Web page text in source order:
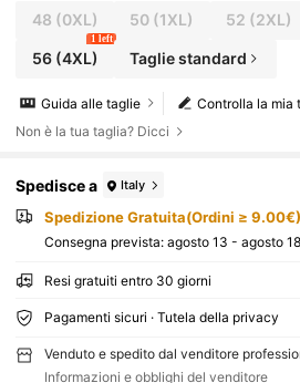
48 (0XL) 50 (1XL) 52 (2XL)
56(4XL)
1 left
Taglie standard
Controlla la mia
Guida alle taglie
Non è la tua taglia? Dicci
Spedisce a Italy
Spedizione Gratuita(Ordini ≥ 9.00€)
Consegna prevista: agosto 13 - agosto 18
Resi gratuiti entro 30 giorni
Pagamenti sicuri · Tutela della privacy
Venduto e spedito dal venditore
Informazioni e obblighi del venditore